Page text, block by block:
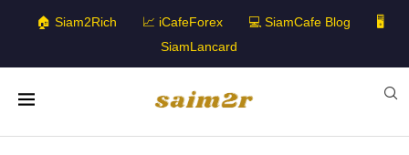
🏠 Siam2Rich 📈 iCafeForex 💻 SiamCafe Blog
🖥️
SiamLancard